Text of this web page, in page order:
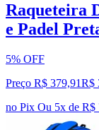
Raqueteira
e Padel
5% OFF
Preço R$ 379,91R$
no Pix Ou 5x de R$